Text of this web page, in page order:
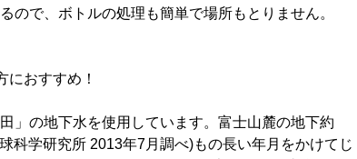
で、ボトルの処理も簡単で場所もとりません。
おすすめ！
」の地下水を使用しています。富士山麓の地下約
学研究所 2013年7月調べ)もの長い年月をかけてじ